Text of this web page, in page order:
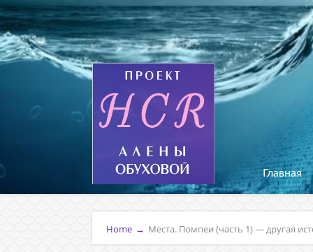
Главная
Home → Места. Помпеи (часть 1) — другая